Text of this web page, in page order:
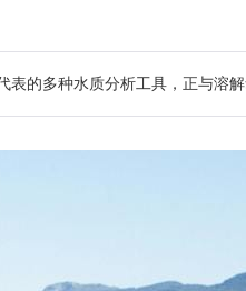
的多种水质分析工具，正与溶